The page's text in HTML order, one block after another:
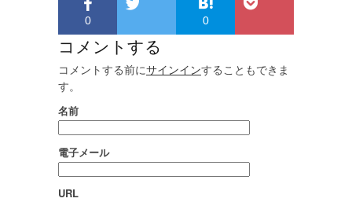
0 0
コメントする
コメントする前にサインインすることもできま
す。
名前
電子メール
URL